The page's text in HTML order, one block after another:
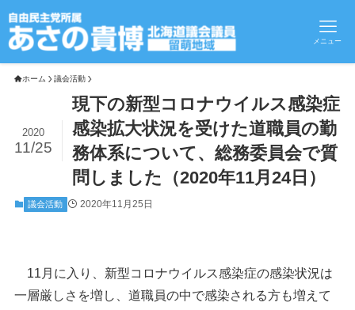
メニュー
ホーム 議会活動
現下の新型コロナウイルス感染症
感染拡大状況を受けた道職員の勤
務体系について、総務委員会で質
問しました（2020年11月24日）
2020
11/25
議会活動 2020年11月25日
11月に入り、新型コロナウイルス感染症の感染状況は
一層厳しさを増し、道職員の中で感染される方も増えて